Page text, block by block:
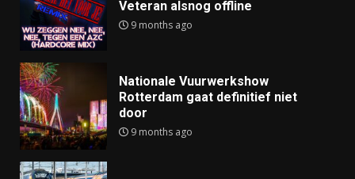
Veteran alsnog offline
9 months ago
Nationale Vuurwerkshow
Rotterdam gaat definitief niet
door
9 months ago